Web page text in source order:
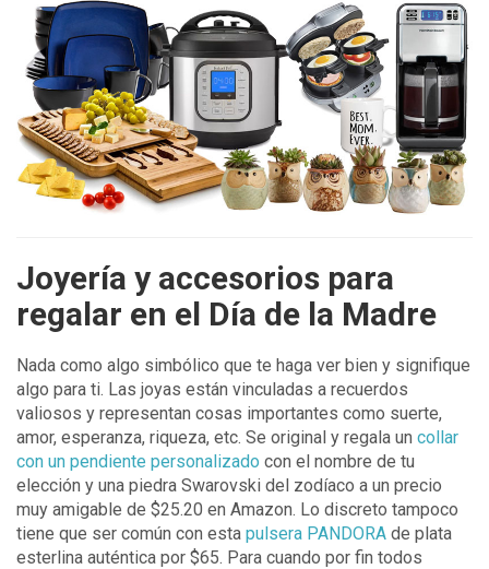
Joyería y accesorios para
regalar en el Día de la Madre
Nada como algo simbólico que te haga ver bien y signifique
algo para ti. Las joyas están vinculadas a recuerdos
valiosos y representan cosas importantes como suerte,
amor, esperanza, riqueza, etc. Se original y regala un collar
con un pendiente personalizado con el nombre de tu
elección y una piedra Swarovski del zodíaco a un precio
muy amigable de $25.20 en Amazon. Lo discreto tampoco
tiene que ser común con esta pulsera PANDORA de plata
esterlina auténtica por $65. Para cuando por fin todos